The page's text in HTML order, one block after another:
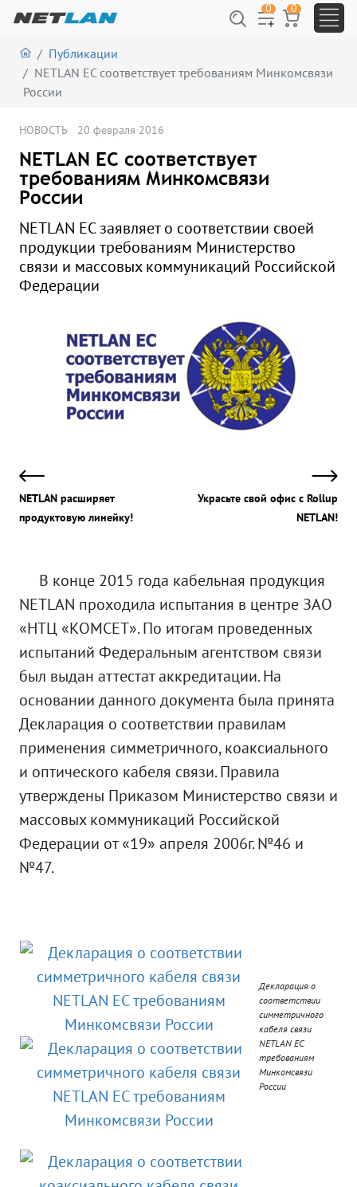
0 0
Публикации
NETLAN EC соответствует требованиям Минкомсвязи
России
НОВОСТЬ 20 февраля 2016
NETLAN EC соответствует
требованиям Минкомсвязи
России
NETLAN ЕС заявляет о соответствии своей
продукции требованиям Министерство
связи и массовых коммуникаций Российской
Федерации
NETLAN расширяет
продуктовую линейку!
Украсьте свой офис с Rollup
NETLAN!
В конце 2015 года кабельная продукция
NETLAN проходила испытания в центре ЗАО
«НТЦ «КОМСЕТ». По итогам проведенных
испытаний Федеральным агентством связи
был выдан аттестат аккредитации. На
основании данного документа была принята
Декларация о соответствии правилам
применения симметричного, коаксиального
и оптического кабеля связи. Правила
утверждены Приказом Министерство связи и
массовых коммуникаций Российской
Федерации от «19» апреля 2006г. №46 и
№47.
Декларация о
соответствии
симметричного
кабеля связи
NETLAN EC
требованиям
Минкомсвязи
России